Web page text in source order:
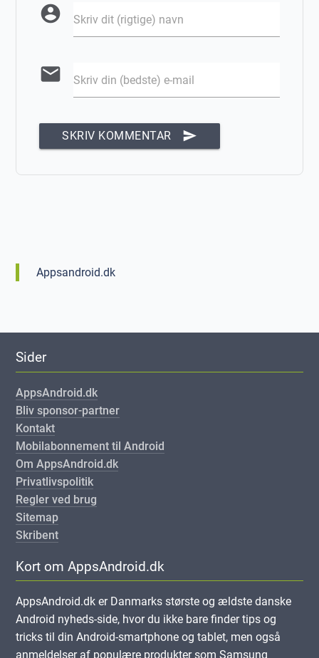
account_circle Skriv dit (rigtige) navn
email Skriv din (bedste) e-mail
SKRIV KOMMENTAR send
Appsandroid.dk
Sider
AppsAndroid.dk
Bliv sponsor-partner
Kontakt
Mobilabonnement til Android
Om AppsAndroid.dk
Privatlivspolitik
Regler ved brug
Sitemap
Skribent
Kort om AppsAndroid.dk
AppsAndroid.dk er Danmarks største og ældste danske
Android nyheds-side, hvor du ikke bare finder tips og
tricks til din Android-smartphone og tablet, men også
anmeldelser af populære produkter som Samsung